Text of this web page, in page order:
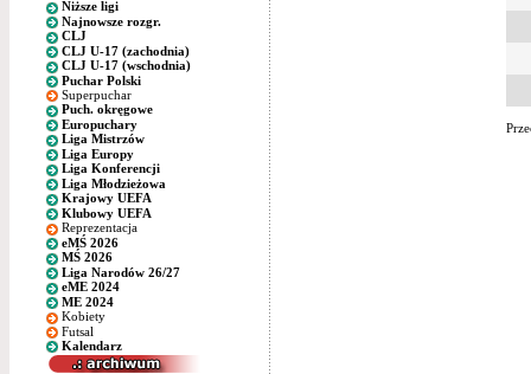
Niższe ligi
Najnowsze rozgr.
CLJ
CLJ U-17 (zachodnia)
CLJ U-17 (wschodnia)
Puchar Polski
Superpuchar
Puch. okręgowe
Europuchary
Liga Mistrzów
Liga Europy
Liga Konferencji
Liga Młodzieżowa
Krajowy UEFA
Klubowy UEFA
Reprezentacja
eMŚ 2026
MŚ 2026
Liga Narodów 26/27
eME 2024
ME 2024
Kobiety
Futsal
Kalendarz